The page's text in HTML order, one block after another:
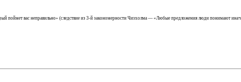
поймет вас неправильно» (cледствие из 3-й закономерности Чизхолма — «Любые предложения люди понимают